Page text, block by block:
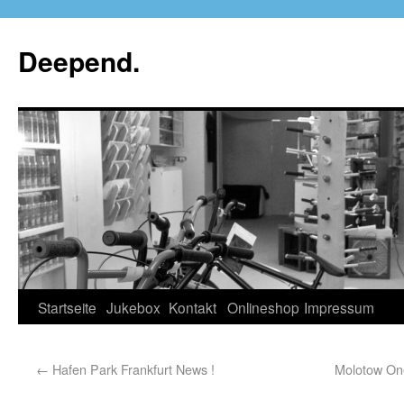
Deepend.
Startseite Jukebox Kontakt Onlineshop Impressum
← Hafen Park Frankfurt News ! Molotow